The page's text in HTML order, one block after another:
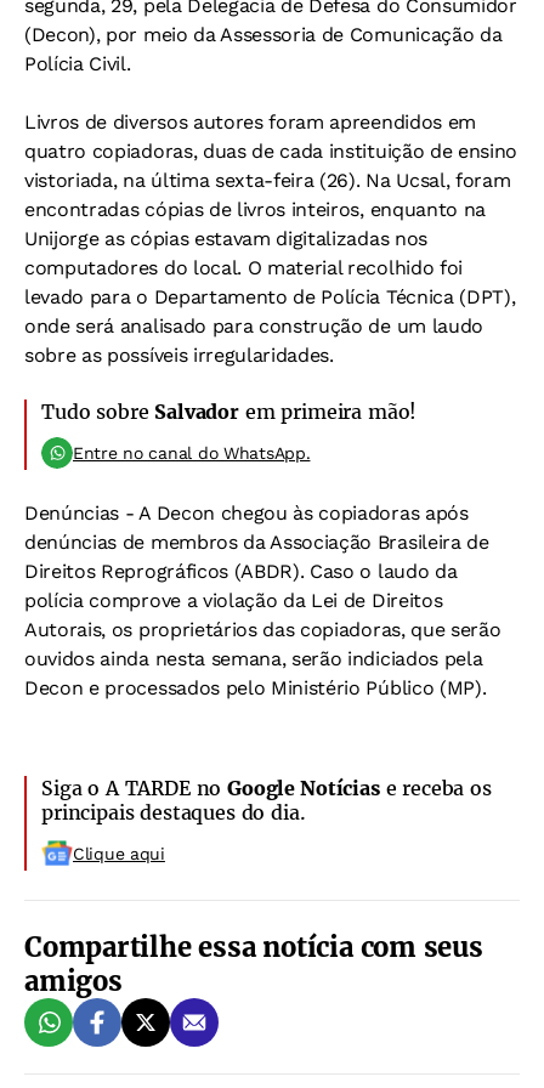
segunda, 29, pela Delegacia de Defesa do Consumidor
(Decon), por meio da Assessoria de Comunicação da
Polícia Civil.
Livros de diversos autores foram apreendidos em
quatro copiadoras, duas de cada instituição de ensino
vistoriada, na última sexta-feira (26). Na Ucsal, foram
encontradas cópias de livros inteiros, enquanto na
Unijorge as cópias estavam digitalizadas nos
computadores do local. O material recolhido foi
levado para o Departamento de Polícia Técnica (DPT),
onde será analisado para construção de um laudo
sobre as possíveis irregularidades.
Tudo sobre Salvadorem primeira mão!
Entre no canal do WhatsApp.
Denúncias - A Decon chegou às copiadoras após
denúncias de membros da Associação Brasileira de
Direitos Reprográficos (ABDR). Caso o laudo da
polícia comprove a violação da Lei de Direitos
Autorais, os proprietários das copiadoras, que serão
ouvidos ainda nesta semana, serão indiciados pela
Decon e processados pelo Ministério Público (MP).
Siga o A TARDE noGoogle Notíciase receba os
principais destaques do dia.
Clique aqui
Compartilhe essa notícia com seus
amigos